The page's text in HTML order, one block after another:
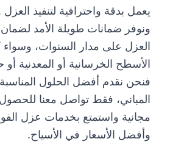
يعمل بدقة واحترافية لتنفيذ
ونوفر ضمانات طويلة الأمد
العزل على مدار السنوات،
الأسطح الخرسانية أو المعدنية أو
فنحن نقدم أفضل الحلول
المباني، فقط تواصل معنا
مجانية واستمتع بخدمات عزل
وأفضل الأسعار في الأسياح.